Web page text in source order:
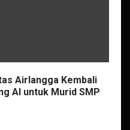
Airlangga Kembali
AI untuk Murid SMP